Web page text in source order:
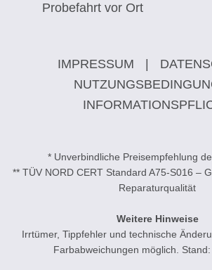
Probefahrt vor Ort
IMPRESSUM
* Unverbindliche Preisempfehlung
** TÜV NORD CERT Standard A75-S016 –
Reparaturqualität
Weitere Hinweise
Irrtümer, Tippfehler und technische
Farbabweichungen möglich.